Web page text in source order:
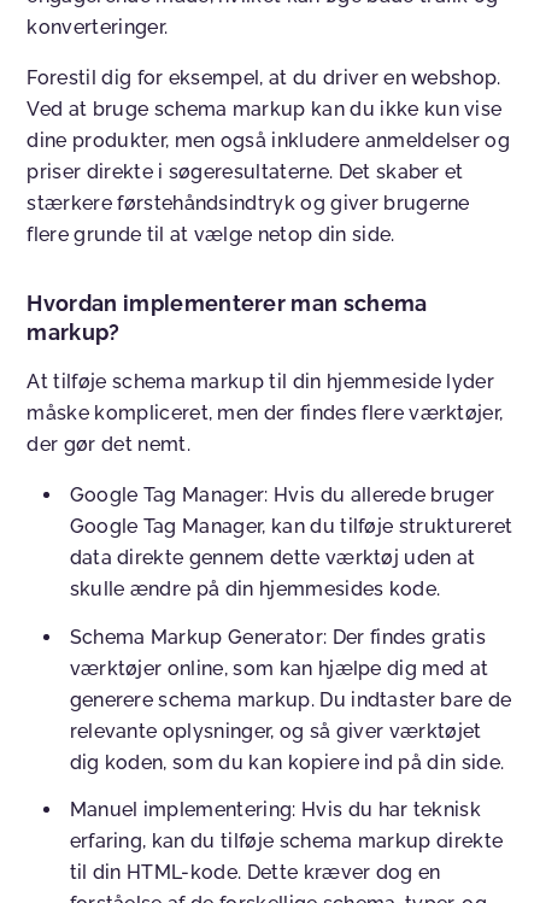
konverteringer.
Forestil dig for eksempel, at du driver en webshop.
Ved at bruge schema markup kan du ikke kun vise
dine produkter, men også inkludere anmeldelser og
priser direkte i søgeresultaterne. Det skaber et
stærkere førstehåndsindtryk og giver brugerne
flere grunde til at vælge netop din side.
Hvordan implementerer man schema
markup?
At tilføje schema markup til din hjemmeside lyder
måske kompliceret, men der findes flere værktøjer,
der gør det nemt.
Google Tag Manager: Hvis du allerede bruger
Google Tag Manager, kan du tilføje struktureret
data direkte gennem dette værktøj uden at
skulle ændre på din hjemmesides kode.
Schema Markup Generator: Der findes gratis
værktøjer online, som kan hjælpe dig med at
generere schema markup. Du indtaster bare de
relevante oplysninger, og så giver værktøjet
dig koden, som du kan kopiere ind på din side.
Manuel implementering: Hvis du har teknisk
erfaring, kan du tilføje schema markup direkte
til din HTML-kode. Dette kræver dog en